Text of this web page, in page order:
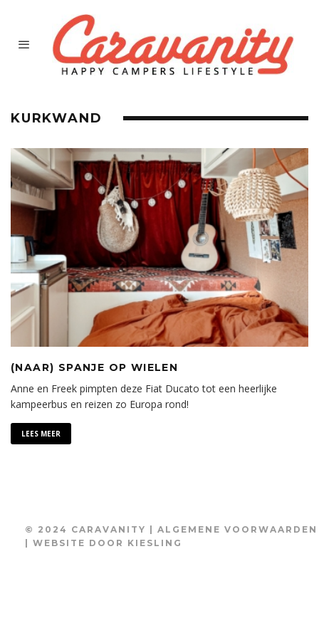
KURKWAND
(NAAR) SPANJE OP WIELEN
Anne en Freek pimpten deze Fiat Ducato tot een heerlijke
kampeerbus en reizen zo Europa rond!
LEES MEER
© 2024 CARAVANITY | ALGEMENE VOORWAARDEN
| WEBSITE DOOR KIESLING